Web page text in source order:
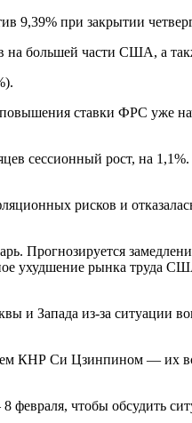
9,39% при закрытии
большей части США, а
ставки ФРС уже
сессионный рост, на
рисков и
ухудшение рынка труда
и Запада из-за ситуации
КНР Си Цзинпином — их
чтобы обсудить